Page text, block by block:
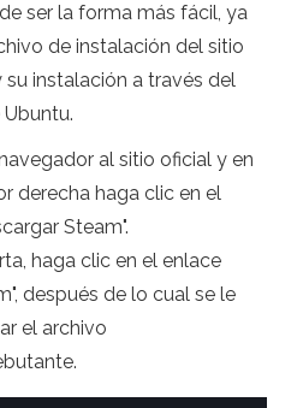
ser la forma más fácil, ya
de instalación del sitio
instalación a través del
al sitio oficial y en
derecha haga clic en el
Steam".
haga clic en el enlace
después de lo cual se le
el archivo